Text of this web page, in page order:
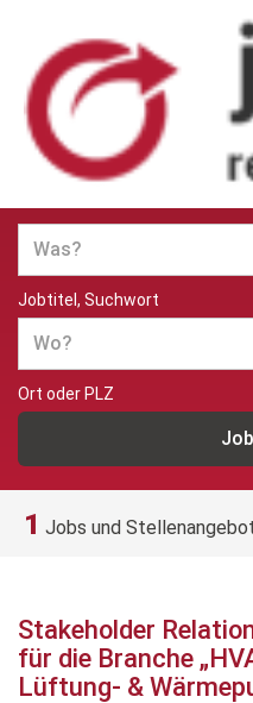
Jobs und
Berlin
Jobtitel, Suchwort
Ort oder PLZ
1 Jobs und
Stakeholder
für die Branche
Lüftung- &